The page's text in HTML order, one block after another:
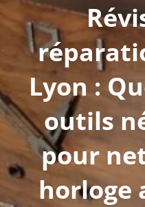
Lyon :
outils
pour
horloge